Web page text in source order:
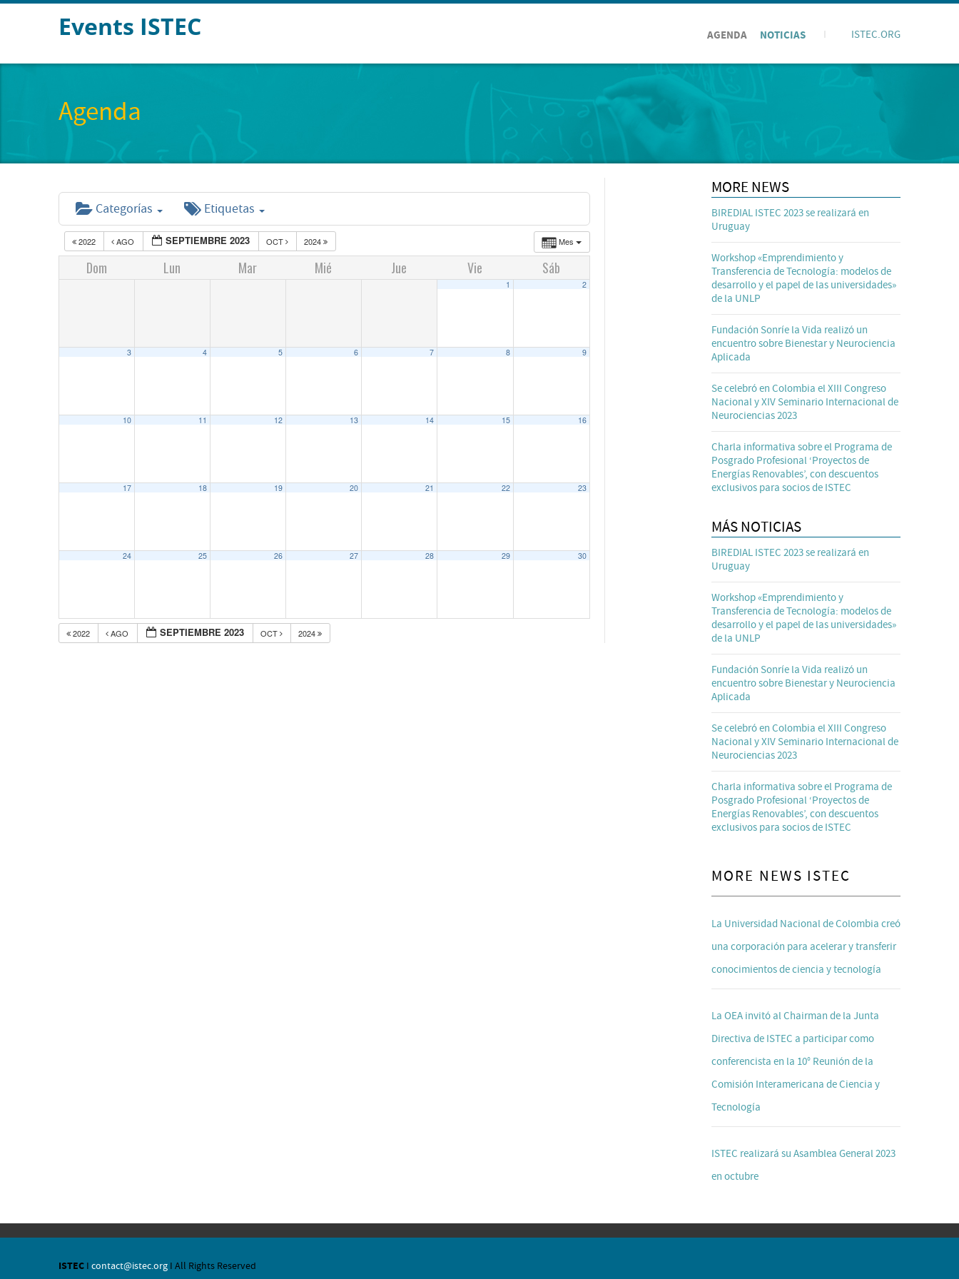
Events ISTEC AGENDA NOTICIAS ISTEC.ORG
Agenda
Categorías Etiquetas
Mes
2022 AGO SEPTIEMBRE 2023 OCT 2024
Dom Lun Mar Mié Jue Vie Sáb
1 2
3 4 5 6 7 8 9
10 11 12 13 14 15 16
17 18 19 20 21 22 23
24 25 26 27 28 29 30
2022 AGO SEPTIEMBRE 2023 OCT 2024
MORE NEWS
BIREDIAL ISTEC 2023 se realizará en
Uruguay
Workshop «Emprendimiento y
Transferencia de Tecnología: modelos de
desarrollo y el papel de las universidades»
de la UNLP
Fundación Sonríe la Vida realizó un
encuentro sobre Bienestar y Neurociencia
Aplicada
Se celebró en Colombia el XIII Congreso
Nacional y XIV Seminario Internacional de
Neurociencias 2023
Charla informativa sobre el Programa de
Posgrado Profesional ‘Proyectos de
Energías Renovables’, con descuentos
exclusivos para socios de ISTEC
MÁS NOTICIAS
BIREDIAL ISTEC 2023 se realizará en
Uruguay
Workshop «Emprendimiento y
Transferencia de Tecnología: modelos de
desarrollo y el papel de las universidades»
de la UNLP
Fundación Sonríe la Vida realizó un
encuentro sobre Bienestar y Neurociencia
Aplicada
Se celebró en Colombia el XIII Congreso
Nacional y XIV Seminario Internacional de
Neurociencias 2023
Charla informativa sobre el Programa de
Posgrado Profesional ‘Proyectos de
Energías Renovables’, con descuentos
exclusivos para socios de ISTEC
MORE NEWS ISTEC
La Universidad Nacional de Colombia creó
una corporación para acelerar y transferir
conocimientos de ciencia y tecnología
La OEA invitó al Chairman de la Junta
Directiva de ISTEC a participar como
conferencista en la 10° Reunión de la
Comisión Interamericana de Ciencia y
Tecnología
ISTEC realizará su Asamblea General 2023
en octubre
ISTEC I contact@istec.org I All Rights Reserved